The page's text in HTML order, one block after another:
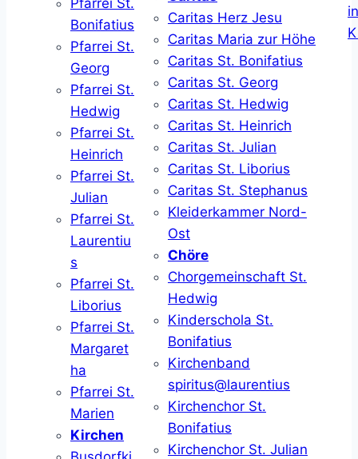
Pfarrei St.
Bonifatius
Pfarrei St.
Georg
Pfarrei St.
Hedwig
Pfarrei St.
Heinrich
Pfarrei St.
Julian
Pfarrei St.
Laurentiu
s
Pfarrei St.
Liborius
Pfarrei St.
Margaret
ha
Pfarrei St.
Marien
Kirchen
Caritas Herz Jesu
Caritas Maria zur Höhe
Caritas St. Bonifatius
Caritas St. Georg
Caritas St. Hedwig
Caritas St. Heinrich
Caritas St. Julian
Caritas St. Liborius
Caritas St. Stephanus
Kleiderkammer Nord-
Ost
Chöre
Chorgemeinschaft St.
Hedwig
Kinderschola St.
Bonifatius
Kirchenband
spiritus@laurentius
Kirchenchor St.
Bonifatius
Kirchenchor St. Julian